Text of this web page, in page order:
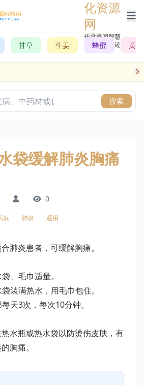
化资源
网
传承民间智慧，
记录历史轨迹
甘草 生姜 蜂蜜 黄芪
搜索
袋缓解肺炎胸痛
0
间 肺炎 通用
肺炎患者，可缓解胸痛。
、毛巾适量。
装满热水，用毛巾包住。
天3次，每次10分钟。
水瓶或热水袋以防烫伤皮肤，有
胸痛。